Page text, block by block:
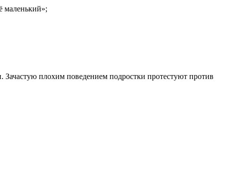
маленький»;
плохим поведением подростки протестуют против